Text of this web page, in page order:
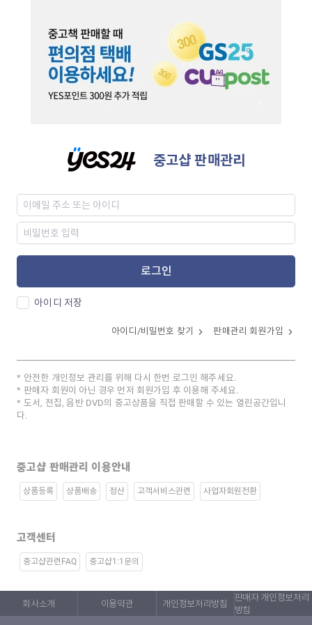
중고샵 판매관리
로그인
아이디 저장
아이디/비밀번호 찾기 판매관리 회원가입
안전한 개인정보 관리를 위해 다시 한번 로그인 해주세요.
판매자 회원이 아닌 경우 먼저 회원가입 후 이용해 주세요.
도서, 전집, 음반 DVD의 중고상품을 직접 판매할 수 있는 열린공간입니
다.
중고샵 판매관리 이용안내
상품등록 상품배송 정산 고객서비스관련 사업자회원전환
고객센터
중고샵관련FAQ 중고샵1:1문의
회사소개 이용약관 개인정보처리방침
판매자 개인정보처리
방침